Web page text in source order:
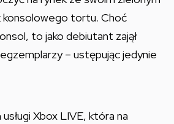
konsolowego tortu. Choć
to jako debiutant zajął
– ustępując jedynie
Xbox LIVE, która na